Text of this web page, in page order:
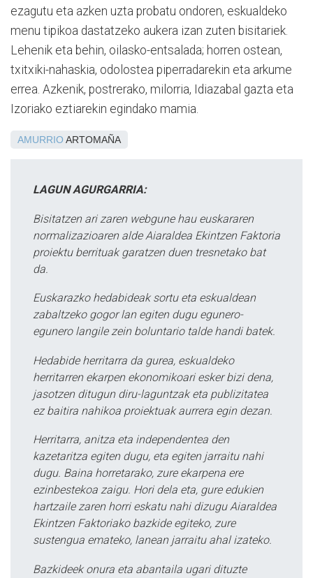
ezagutu eta azken uzta probatu ondoren, eskualdeko
menu tipikoa dastatzeko aukera izan zuten bisitariek.
Lehenik eta behin, oilasko-entsalada; horren ostean,
txitxiki-nahaskia, odolostea piperradarekin eta arkume
errea. Azkenik, postrerako, milorria, Idiazabal gazta eta
Izoriako eztiarekin egindako mamia.
AMURRIO ARTOMAÑA
LAGUN AGURGARRIA:
Bisitatzen ari zaren webgune hau euskararen
normalizazioaren alde Aiaraldea Ekintzen Faktoria
proiektu berrituak garatzen duen tresnetako bat
da.
Euskarazko hedabideak sortu eta eskualdean
zabaltzeko gogor lan egiten dugu egunero-
egunero langile zein boluntario talde handi batek.
Hedabide herritarra da gurea, eskualdeko
herritarren ekarpen ekonomikoari esker bizi dena,
jasotzen ditugun diru-laguntzak eta publizitatea
ez baitira nahikoa proiektuak aurrera egin dezan.
Herritarra, anitza eta independentea den
kazetaritza egiten dugu, eta egiten jarraitu nahi
dugu. Baina horretarako, zure ekarpena ere
ezinbestekoa zaigu. Hori dela eta, gure edukien
hartzaile zaren horri eskatu nahi dizugu Aiaraldea
Ekintzen Faktoriako bazkide egiteko, zure
sustengua emateko, lanean jarraitu ahal izateko.
Bazkideek onura eta abantaila ugari dituzte